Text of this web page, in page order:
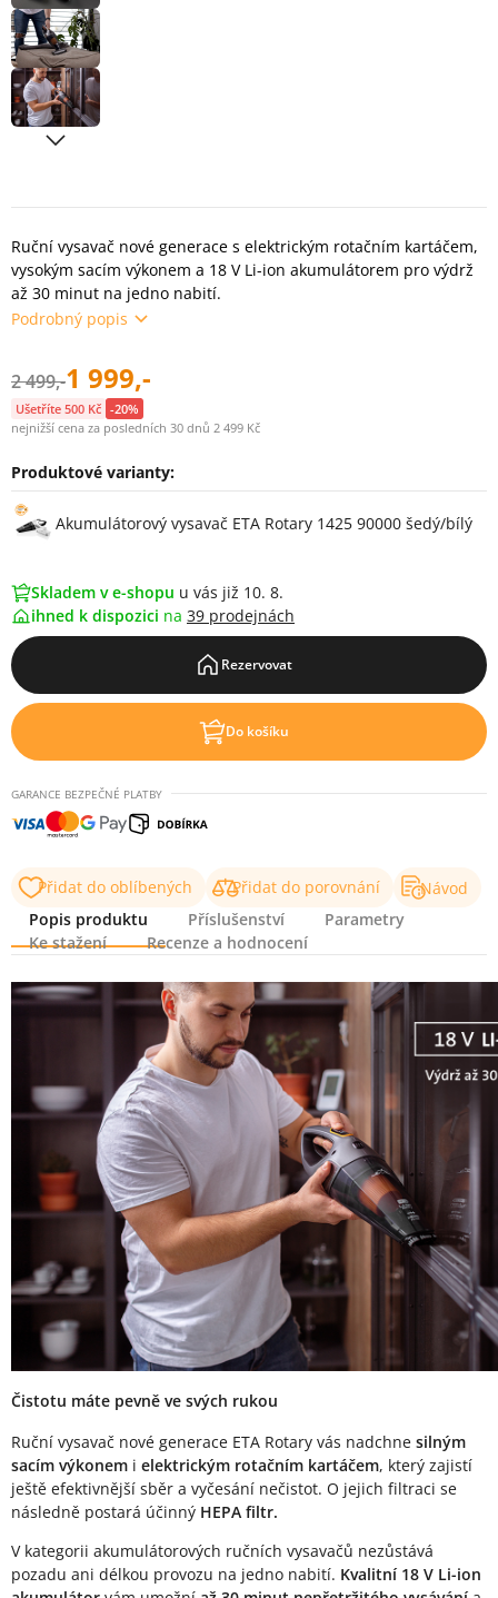
Ruční vysavač nové generace s elektrickým rotačním kartáčem,
vysokým sacím výkonem a 18 V Li-ion akumulátorem pro výdrž
až 30 minut na jedno nabití.
Podrobný popis
2 499,-1 999,-
Ušetříte 500 Kč -20%
nejnižší cena za posledních 30 dnů 2 499 Kč
Produktové varianty:
Varianty
Akumulátorový vysavač ETA Rotary 1425 90000 šedý/bílý
Skladem v e-shopu u vás již 10. 8.
ihned k dispozici na 39 prodejnách
Rezervovat
Do košíku
GARANCE BEZPEČNÉ PLATBY
Přidat do oblíbených Přidat do porovnání
Návod
Popis produktu
Příslušenství
Parametry
Ke stažení
Recenze a hodnocení
Popis produktu
Čistotu máte pevně ve svých rukou
Ruční vysavač nové generace ETA Rotary vás nadchne silným
sacím výkonem i elektrickým rotačním kartáčem, který zajistí
ještě efektivnější sběr a vyčesání nečistot. O jejich filtraci se
následně postará účinný HEPA filtr.
V kategorii akumulátorových ručních vysavačů nezůstává
pozadu ani délkou provozu na jedno nabití. Kvalitní 18 V Li-ion